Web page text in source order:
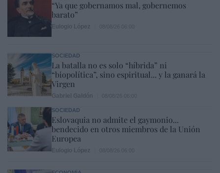
“Ya que gobernamos mal, gobernemos
barato”
SOCIEDAD
La batalla no es solo “híbrida” ni
“biopolítica”, sino espiritual... y la ganará la
Virgen
SOCIEDAD
Eslovaquia no admite el gaymonio...
bendecido en otros miembros de la Unión
Europea